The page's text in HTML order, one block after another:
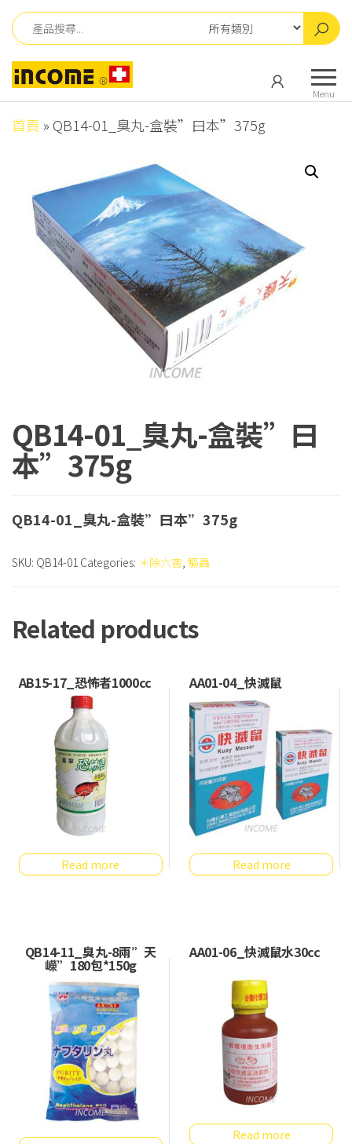
Skip
to
content
肯
儀
器
有
限
公
司
儀
器
公
Menu
首頁 » QB14-01_臭丸-盒裝”曰本”375g
QB14-01_臭丸-盒裝”曰
本”375g
QB14-01_臭丸-盒裝”曰本”375g
SKU: QB14-01 Categories: ＊除六害 驅蟲
Related products
AB15-17_恐怖者1000cc
Read more
AA01-04_快滅鼠
Read more
QB14-11_臭丸-8兩”天
嶸”180包*150g
AA01-06_快滅鼠水30cc
Read more